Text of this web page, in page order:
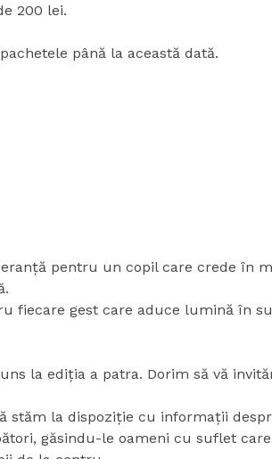
200 lei.
până la această dată.
pentru un copil care crede în
fiecare gest care aduce lumină în
la ediția a patra. Dorim să vă
stăm la dispoziție cu informații
găsindu-le oameni cu suflet